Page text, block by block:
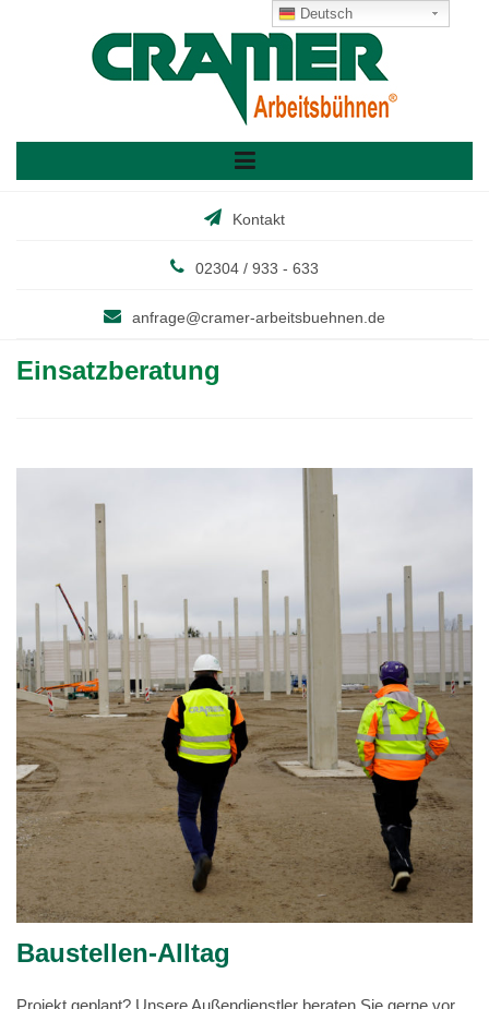
Kontakt
02304 / 933 - 633
anfrage@cramer-arbeitsbuehnen.de
Einsatzberatung
Baustellen-Alltag
Projekt geplant? Unsere Außendienstler beraten Sie gerne vor
Deutsch